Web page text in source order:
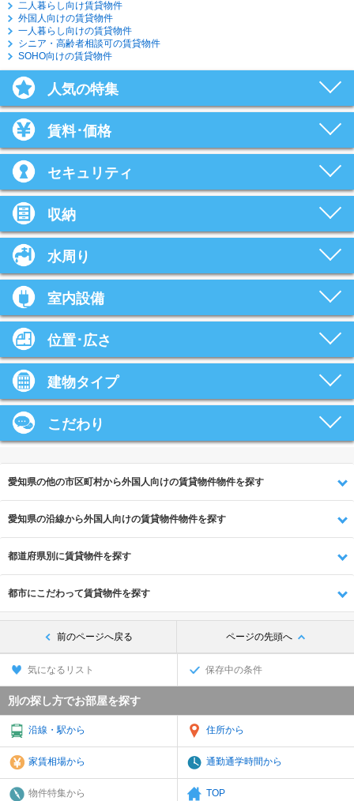
二人暮らし向け賃貸物件
外国人向けの賃貸物件
一人暮らし向けの賃貸物件
シニア・高齢者相談可の賃貸物件
SOHO向けの賃貸物件
人気の特集
賃料･価格
セキュリティ
収納
水周り
室内設備
位置･広さ
建物タイプ
こだわり
愛知県の他の市区町村から外国人向けの賃貸物件物件を探す
愛知県の沿線から外国人向けの賃貸物件物件を探す
都道府県別に賃貸物件を探す
都市にこだわって賃貸物件を探す
前のページへ戻る ページの先頭へ
気になるリスト 保存中の条件
別の探し方でお部屋を探す
沿線・駅から 住所から
家賃相場から 通勤通学時間から
物件特集から TOP